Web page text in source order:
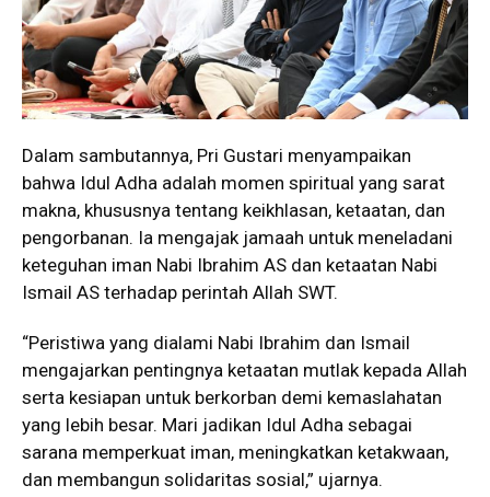
Dalam sambutannya, Pri Gustari menyampaikan
bahwa Idul Adha adalah momen spiritual yang sarat
makna, khususnya tentang keikhlasan, ketaatan, dan
pengorbanan. Ia mengajak jamaah untuk meneladani
keteguhan iman Nabi Ibrahim AS dan ketaatan Nabi
Ismail AS terhadap perintah Allah SWT.
“Peristiwa yang dialami Nabi Ibrahim dan Ismail
mengajarkan pentingnya ketaatan mutlak kepada Allah
serta kesiapan untuk berkorban demi kemaslahatan
yang lebih besar. Mari jadikan Idul Adha sebagai
sarana memperkuat iman, meningkatkan ketakwaan,
dan membangun solidaritas sosial,” ujarnya.